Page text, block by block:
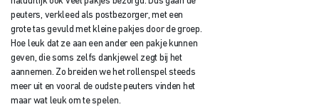
peuters, verkleed als postbezorger, met een
grote tas gevuld met kleine pakjes door de groep.
Hoe leuk dat ze aan een ander een pakje kunnen
geven, die soms zelfs dankjewel zegt bij het
aannemen. Zo breiden we het rollenspel steeds
meer uit en vooral de oudste peuters vinden het
maar wat leuk om te spelen.